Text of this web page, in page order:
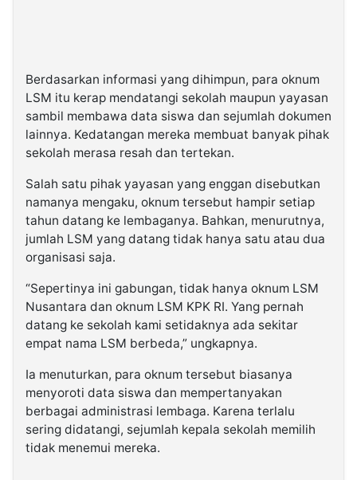
Berdasarkan informasi yang dihimpun, para oknum
LSM itu kerap mendatangi sekolah maupun yayasan
sambil membawa data siswa dan sejumlah dokumen
lainnya. Kedatangan mereka membuat banyak pihak
sekolah merasa resah dan tertekan.
Salah satu pihak yayasan yang enggan disebutkan
namanya mengaku, oknum tersebut hampir setiap
tahun datang ke lembaganya. Bahkan, menurutnya,
jumlah LSM yang datang tidak hanya satu atau dua
organisasi saja.
“Sepertinya ini gabungan, tidak hanya oknum LSM
Nusantara dan oknum LSM KPK RI. Yang pernah
datang ke sekolah kami setidaknya ada sekitar
empat nama LSM berbeda,” ungkapnya.
Ia menuturkan, para oknum tersebut biasanya
menyoroti data siswa dan mempertanyakan
berbagai administrasi lembaga. Karena terlalu
sering didatangi, sejumlah kepala sekolah memilih
tidak menemui mereka.